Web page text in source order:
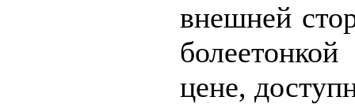
внешней
цене,